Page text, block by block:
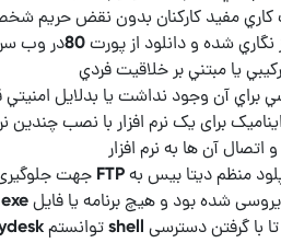
برای یک نرم افزار با نصب چندین